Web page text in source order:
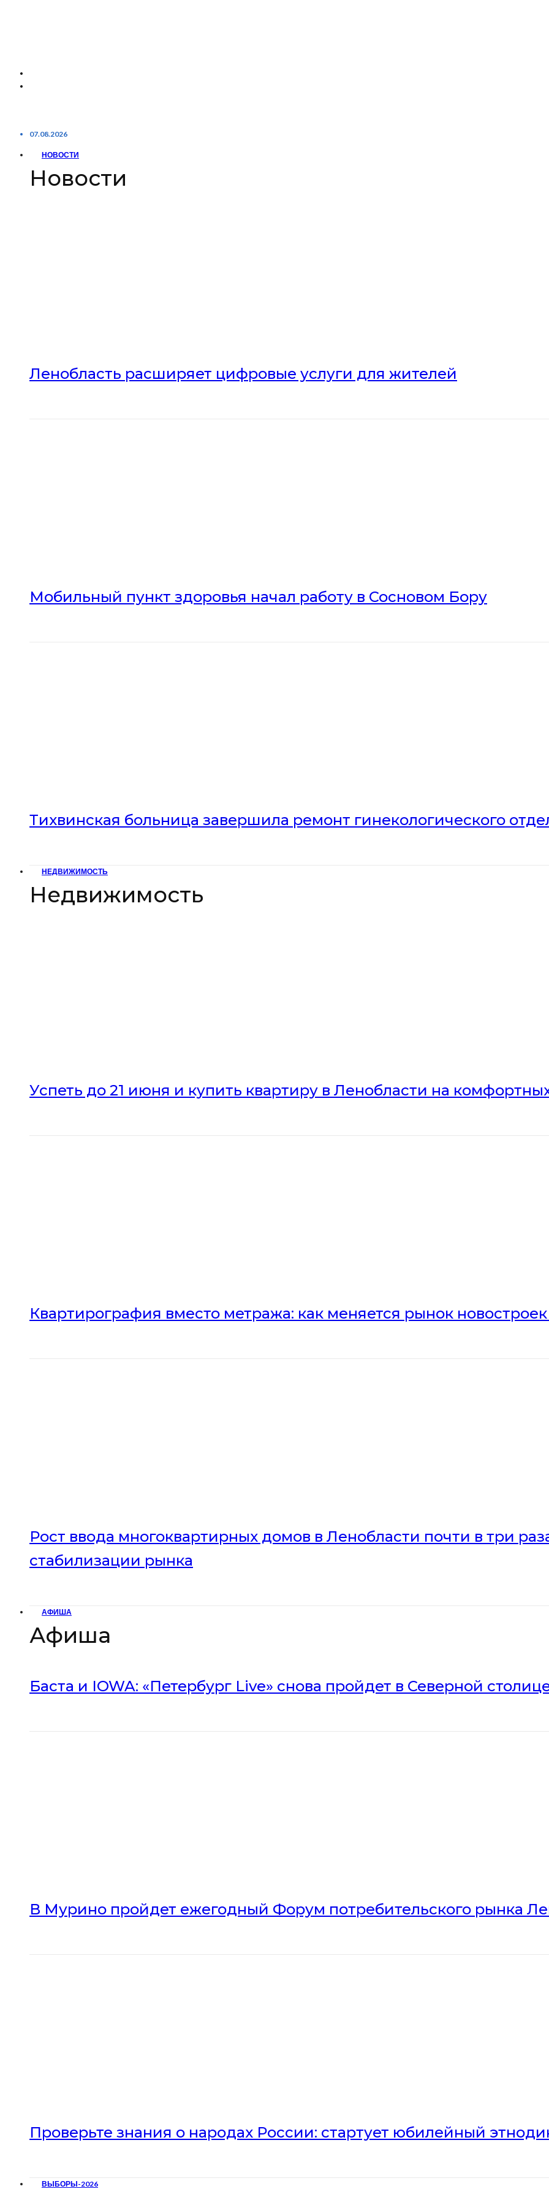
07.08.2026
НОВОСТИ
Новости
Ленобласть расширяет цифровые услуги для жителей
Мобильный пункт здоровья начал работу в Сосновом Бору
Тихвинская больница завершила ремонт гинекологического
НЕДВИЖИМОСТЬ
Недвижимость
Успеть до 21 июня и купить квартиру в Ленобласти на
Квартирография вместо метража: как меняется рынок
Рост ввода многоквартирных домов в Ленобласти почти в три
стабилизации рынка
АФИША
Афиша
Баста и IOWA: «Петербург Live» снова пройдет в Северной
В Мурино пройдет ежегодный Форум потребительского рынка
Проверьте знания о народах России: стартует юбилейный
ВЫБОРЫ-2026